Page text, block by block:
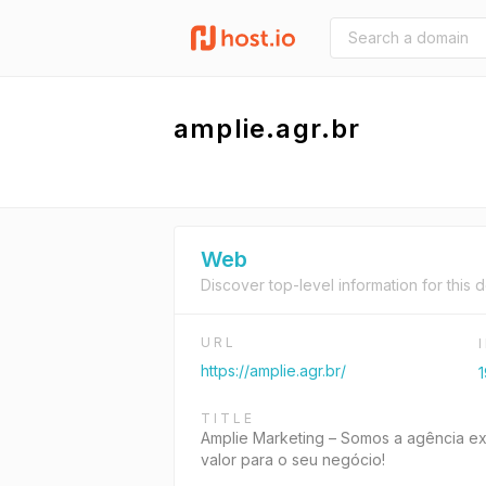
amplie.agr.br
Web
Discover top-level information for this
URL
https://amplie.agr.br/
TITLE
Amplie Marketing – Somos a agência
valor para o seu negócio!